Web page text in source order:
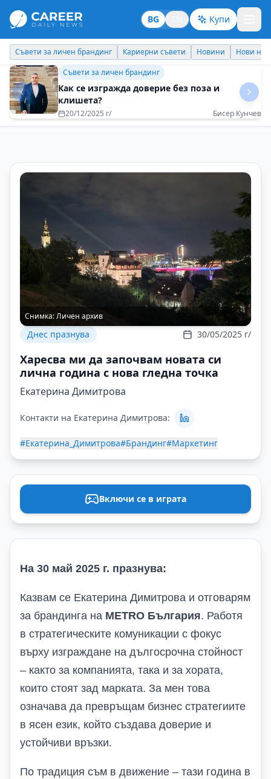
BG Купи
Кариерни съвети Новини Нови назначения Днес празнува
Бизнес брандинг
Всяка задача трябва да се изпълнява със
100% отдаденост
08/05/2025 г/ Рени Миткова - EOS Matrix
Снимка:Личен архив
Днес празнува 30/05/2025 г/
Харесва ми да започвам новата си
лична година с нова гледна точка
Екатерина Димитрова
Контакти на Екатерина Димитрова:
#Екатерина_Димитрова#Брандинг#Маркетинг
Включи се в играта
На 30 май 2025 г. празнува:
Казвам се Екатерина Димитрова и отговарям
за брандинга на METRO България. Работя
в стратегическите комуникации с фокус
върху изграждане на дългосрочна стойност
– както за компанията, така и за хората,
които стоят зад марката. За мен това
означава да превръщам бизнес стратегиите
в ясен език, който създава доверие и
устойчиви връзки.
По традиция съм в движение – тази година в